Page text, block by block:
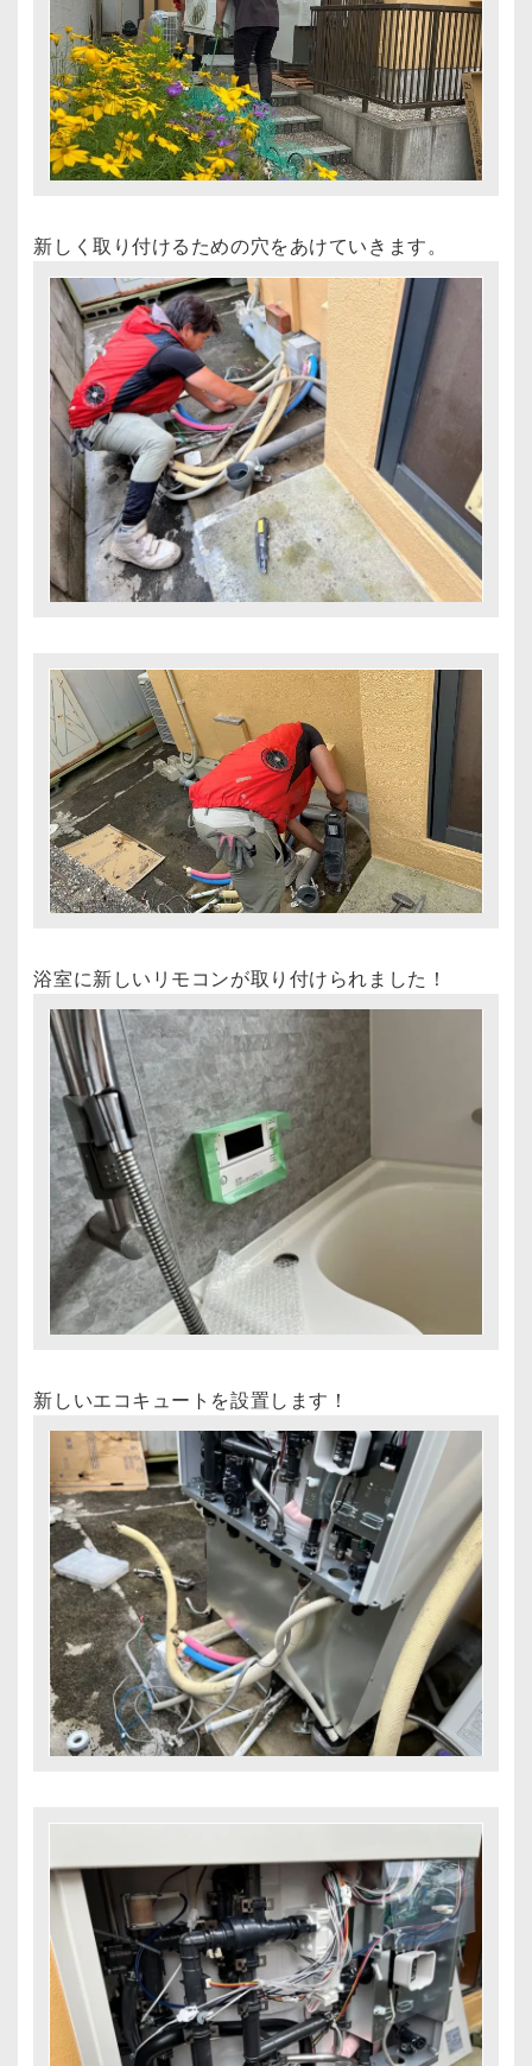
新しく取り付けるための穴をあけていきます。
浴室に新しいリモコンが取り付けられました！
新しいエコキュートを設置します！